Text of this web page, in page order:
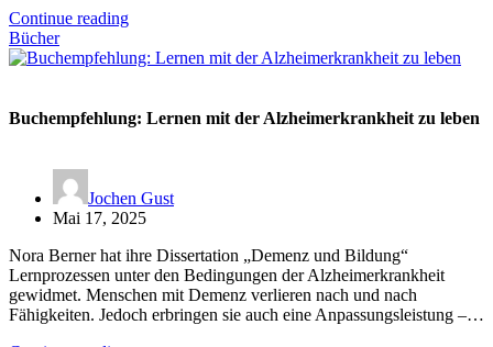
Continue reading
Bücher
Buchempfehlung: Lernen mit der Alzheimerkrankheit zu leben
Jochen Gust
Mai 17, 2025
Nora Berner hat ihre Dissertation „Demenz und Bildung“
Lernprozessen unter den Bedingungen der Alzheimerkrankheit
gewidmet. Menschen mit Demenz verlieren nach und nach
Fähigkeiten. Jedoch erbringen sie auch eine Anpassungsleistung –…